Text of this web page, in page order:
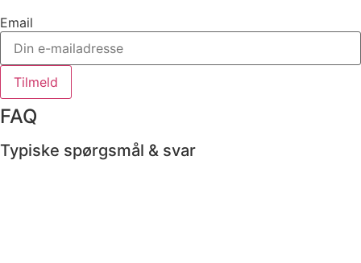
Email
Tilmeld
FAQ
Typiske spørgsmål & svar